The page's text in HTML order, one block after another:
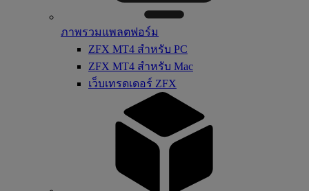
ภาพรวมแพลตฟอร์ม
ZFX MT4 สำหรับ PC
ZFX MT4 สำหรับ Mac
เว็บเทรดเดอร์ ZFX